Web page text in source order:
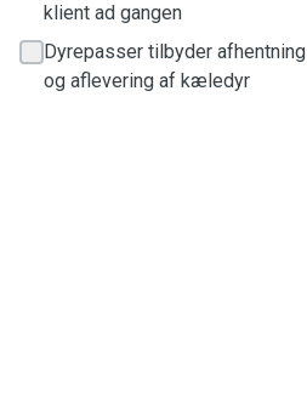
klient ad gangen
Dyrepasser tilbyder afhentning
og aflevering af kæledyr